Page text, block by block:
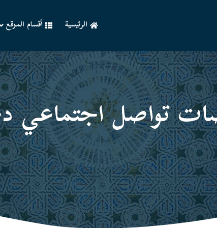
الرئيسية أقسام الموقع
تواصل اجتماعي